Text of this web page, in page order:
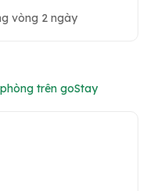
vòng 2 ngày
trên goStay